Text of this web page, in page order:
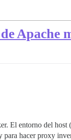
Apache
El entorno del
hacer proxy